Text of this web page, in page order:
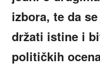
izbora, te da
držati istine i
političkih